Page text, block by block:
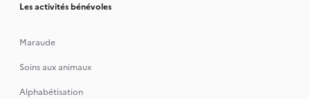
Les activités bénévoles
Maraude
Soins aux animaux
Alphabétisation